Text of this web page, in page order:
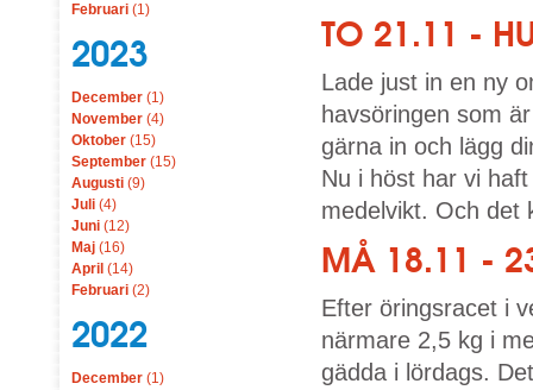
Februari (1)
2023
December (1)
November (4)
Oktober (15)
September (15)
Augusti (9)
Juli (4)
Juni (12)
Maj (16)
April (14)
Februari (2)
2022
December (1)
TO 21.11 -
Lade just in en ny
havsöringen som
gärna in och lägg
Nu i höst har vi
medelvikt. Och det
MÅ 18.11 -
Efter öringsracet i
närmare 2,5 kg i
gädda i lördags.